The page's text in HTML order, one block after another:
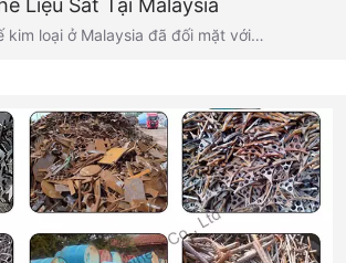
Liệu Sắt Tại Malaysia
kim loại ở Malaysia đã đối mặt với…